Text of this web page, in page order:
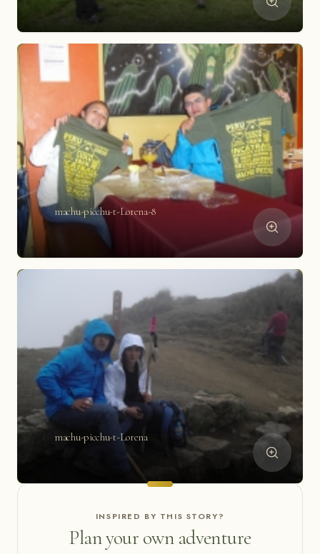
machu-picchu-t-Lorena-8
machu-picchu-t-Lorena
INSPIRED BY THIS STORY?
Plan your own adventure